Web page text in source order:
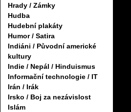
Hrady / Zámky
Hudba
Hudební plakáty
Humor / Satira
Indiáni / Původní americké
kultury
Indie / Nepál / Hinduismus
Informační technologie / IT
Irán / Irák
Irsko / Boj za nezávislost
Islám